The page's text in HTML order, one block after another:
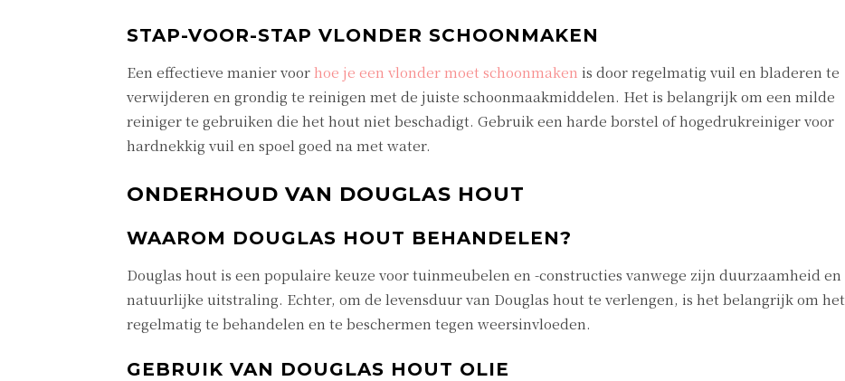
STAP-VOOR-STAP VLONDER SCHOONMAKEN
Een effectieve manier voorhoe je een vlonder moet schoonmaken is door regelmatig vuil en bladeren te
verwijderen en grondig te reinigen met de juiste schoonmaakmiddelen. Het is belangrijk om een milde
reiniger te gebruiken die het hout niet beschadigt. Gebruik een harde borstel of hogedrukreiniger voor
hardnekkig vuil en spoel goed na met water.
ONDERHOUD VAN DOUGLAS HOUT
WAAROM DOUGLAS HOUT BEHANDELEN?
Douglas hout is een populaire keuze voor tuinmeubelen en -constructies vanwege zijn duurzaamheid en
natuurlijke uitstraling. Echter, om de levensduur van Douglas hout te verlengen, is het belangrijk om het
regelmatig te behandelen en te beschermen tegen weersinvloeden.
GEBRUIK VAN DOUGLAS HOUT OLIE